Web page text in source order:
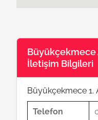
Büyükçekmece
İletişim Bilgileri
Büyükçekmece 1.
Telefon